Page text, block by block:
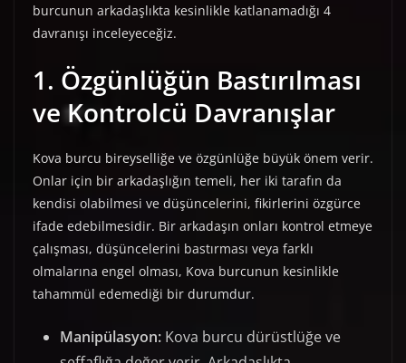
burcunun arkadaşlıkta kesinlikle katlanamadığı 4
davranışı inceleyeceğiz.
1. Özgünlüğün Bastırılması
ve Kontrolcü Davranışlar
Kova burcu bireyselliğe ve özgünlüğe büyük önem verir.
Onlar için bir arkadaşlığın temeli, her iki tarafın da
kendisi olabilmesi ve düşüncelerini, fikirlerini özgürce
ifade edebilmesidir. Bir arkadaşın onları kontrol etmeye
çalışması, düşüncelerini bastırması veya farklı
olmalarına engel olması, Kova burcunun kesinlikle
tahammül edemediği bir durumdur.
Manipülasyon: Kova burcu dürüstlüğe ve